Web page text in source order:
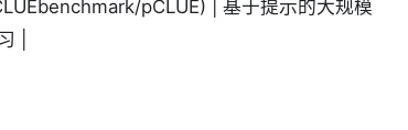
pCLUE) | 基于提示的大规模
|